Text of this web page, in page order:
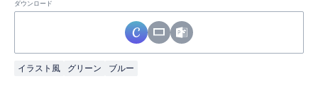
ダウンロード
イラスト風 グリーン ブルー